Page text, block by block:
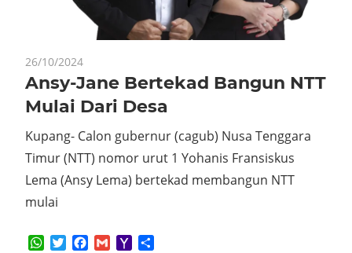
26/10/2024
Ansy-Jane Bertekad Bangun NTT
Mulai Dari Desa
Kupang- Calon gubernur (cagub) Nusa Tenggara
Timur (NTT) nomor urut 1 Yohanis Fransiskus
Lema (Ansy Lema) bertekad membangun NTT
mulai
WhatsApp
TwitterFacebook
GmailYahoo